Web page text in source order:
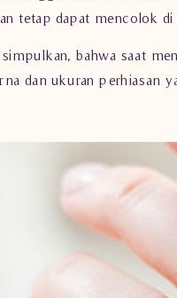
tetap dapat mencolok
simpulkan, bahwa saat
dan ukuran perhiasan